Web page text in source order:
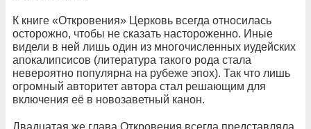
К книге «Откровения» Церковь всегда относилась
осторожно, чтобы не сказать настороженно. Иные
видели в ней лишь один из многочисленных иудейских
апокалипсисов (литература такого рода стала
невероятно популярна на рубеже эпох). Так что лишь
огромный авторитет автора стал решающим для
включения её в новозаветный канон.
Двадцатая же глава Откровения всегда представляла